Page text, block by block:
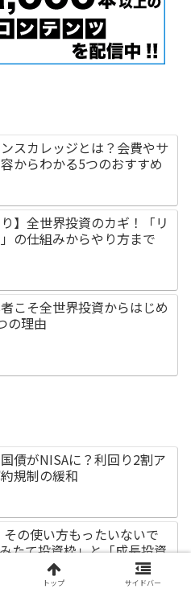
スカレッジとは？会費やサ
からわかる5つのおすすめ
り】全世界投資のカギ！「リ
の仕組みからやり方まで
こそ全世界投資からはじめ
の理由
債がNISAに？利回り2割ア
規制の緩和
その使い方もったいないで
たて投資枠」と「成長投資
い分け方法【2026年最新調
トップ サイドバー